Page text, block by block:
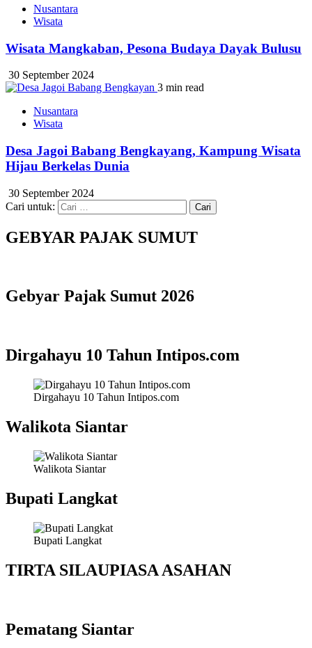
Nusantara
Wisata
Wisata Mangkaban, Pesona Budaya Dayak Bulusu
30 September 2024
3 min read
Nusantara
Wisata
Desa Jagoi Babang Bengkayang, Kampung Wisata
Hijau Berkelas Dunia
30 September 2024
Cari untuk:
GEBYAR PAJAK SUMUT
Gebyar Pajak Sumut 2026
Dirgahayu 10 Tahun Intipos.com
Dirgahayu 10 Tahun Intipos.com
Walikota Siantar
Walikota Siantar
Bupati Langkat
Bupati Langkat
TIRTA SILAUPIASA ASAHAN
Pematang Siantar